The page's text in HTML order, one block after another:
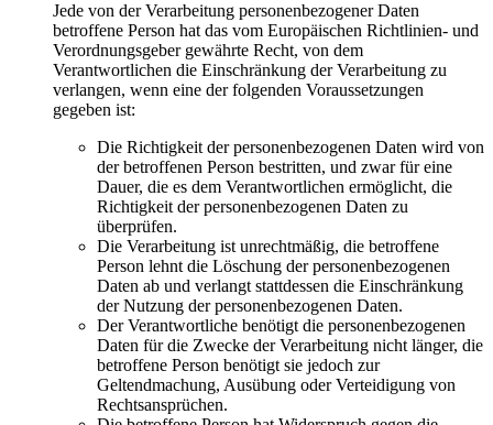
Jede von der Verarbeitung personenbezogener Daten
betroffene Person hat das vom Europäischen Richtlinien- und
Verordnungsgeber gewährte Recht, von dem
Verantwortlichen die Einschränkung der Verarbeitung zu
verlangen, wenn eine der folgenden Voraussetzungen
gegeben ist:
Die Richtigkeit der personenbezogenen Daten wird von
der betroffenen Person bestritten, und zwar für eine
Dauer, die es dem Verantwortlichen ermöglicht, die
Richtigkeit der personenbezogenen Daten zu
überprüfen.
Die Verarbeitung ist unrechtmäßig, die betroffene
Person lehnt die Löschung der personenbezogenen
Daten ab und verlangt stattdessen die Einschränkung
der Nutzung der personenbezogenen Daten.
Der Verantwortliche benötigt die personenbezogenen
Daten für die Zwecke der Verarbeitung nicht länger, die
betroffene Person benötigt sie jedoch zur
Geltendmachung, Ausübung oder Verteidigung von
Rechtsansprüchen.